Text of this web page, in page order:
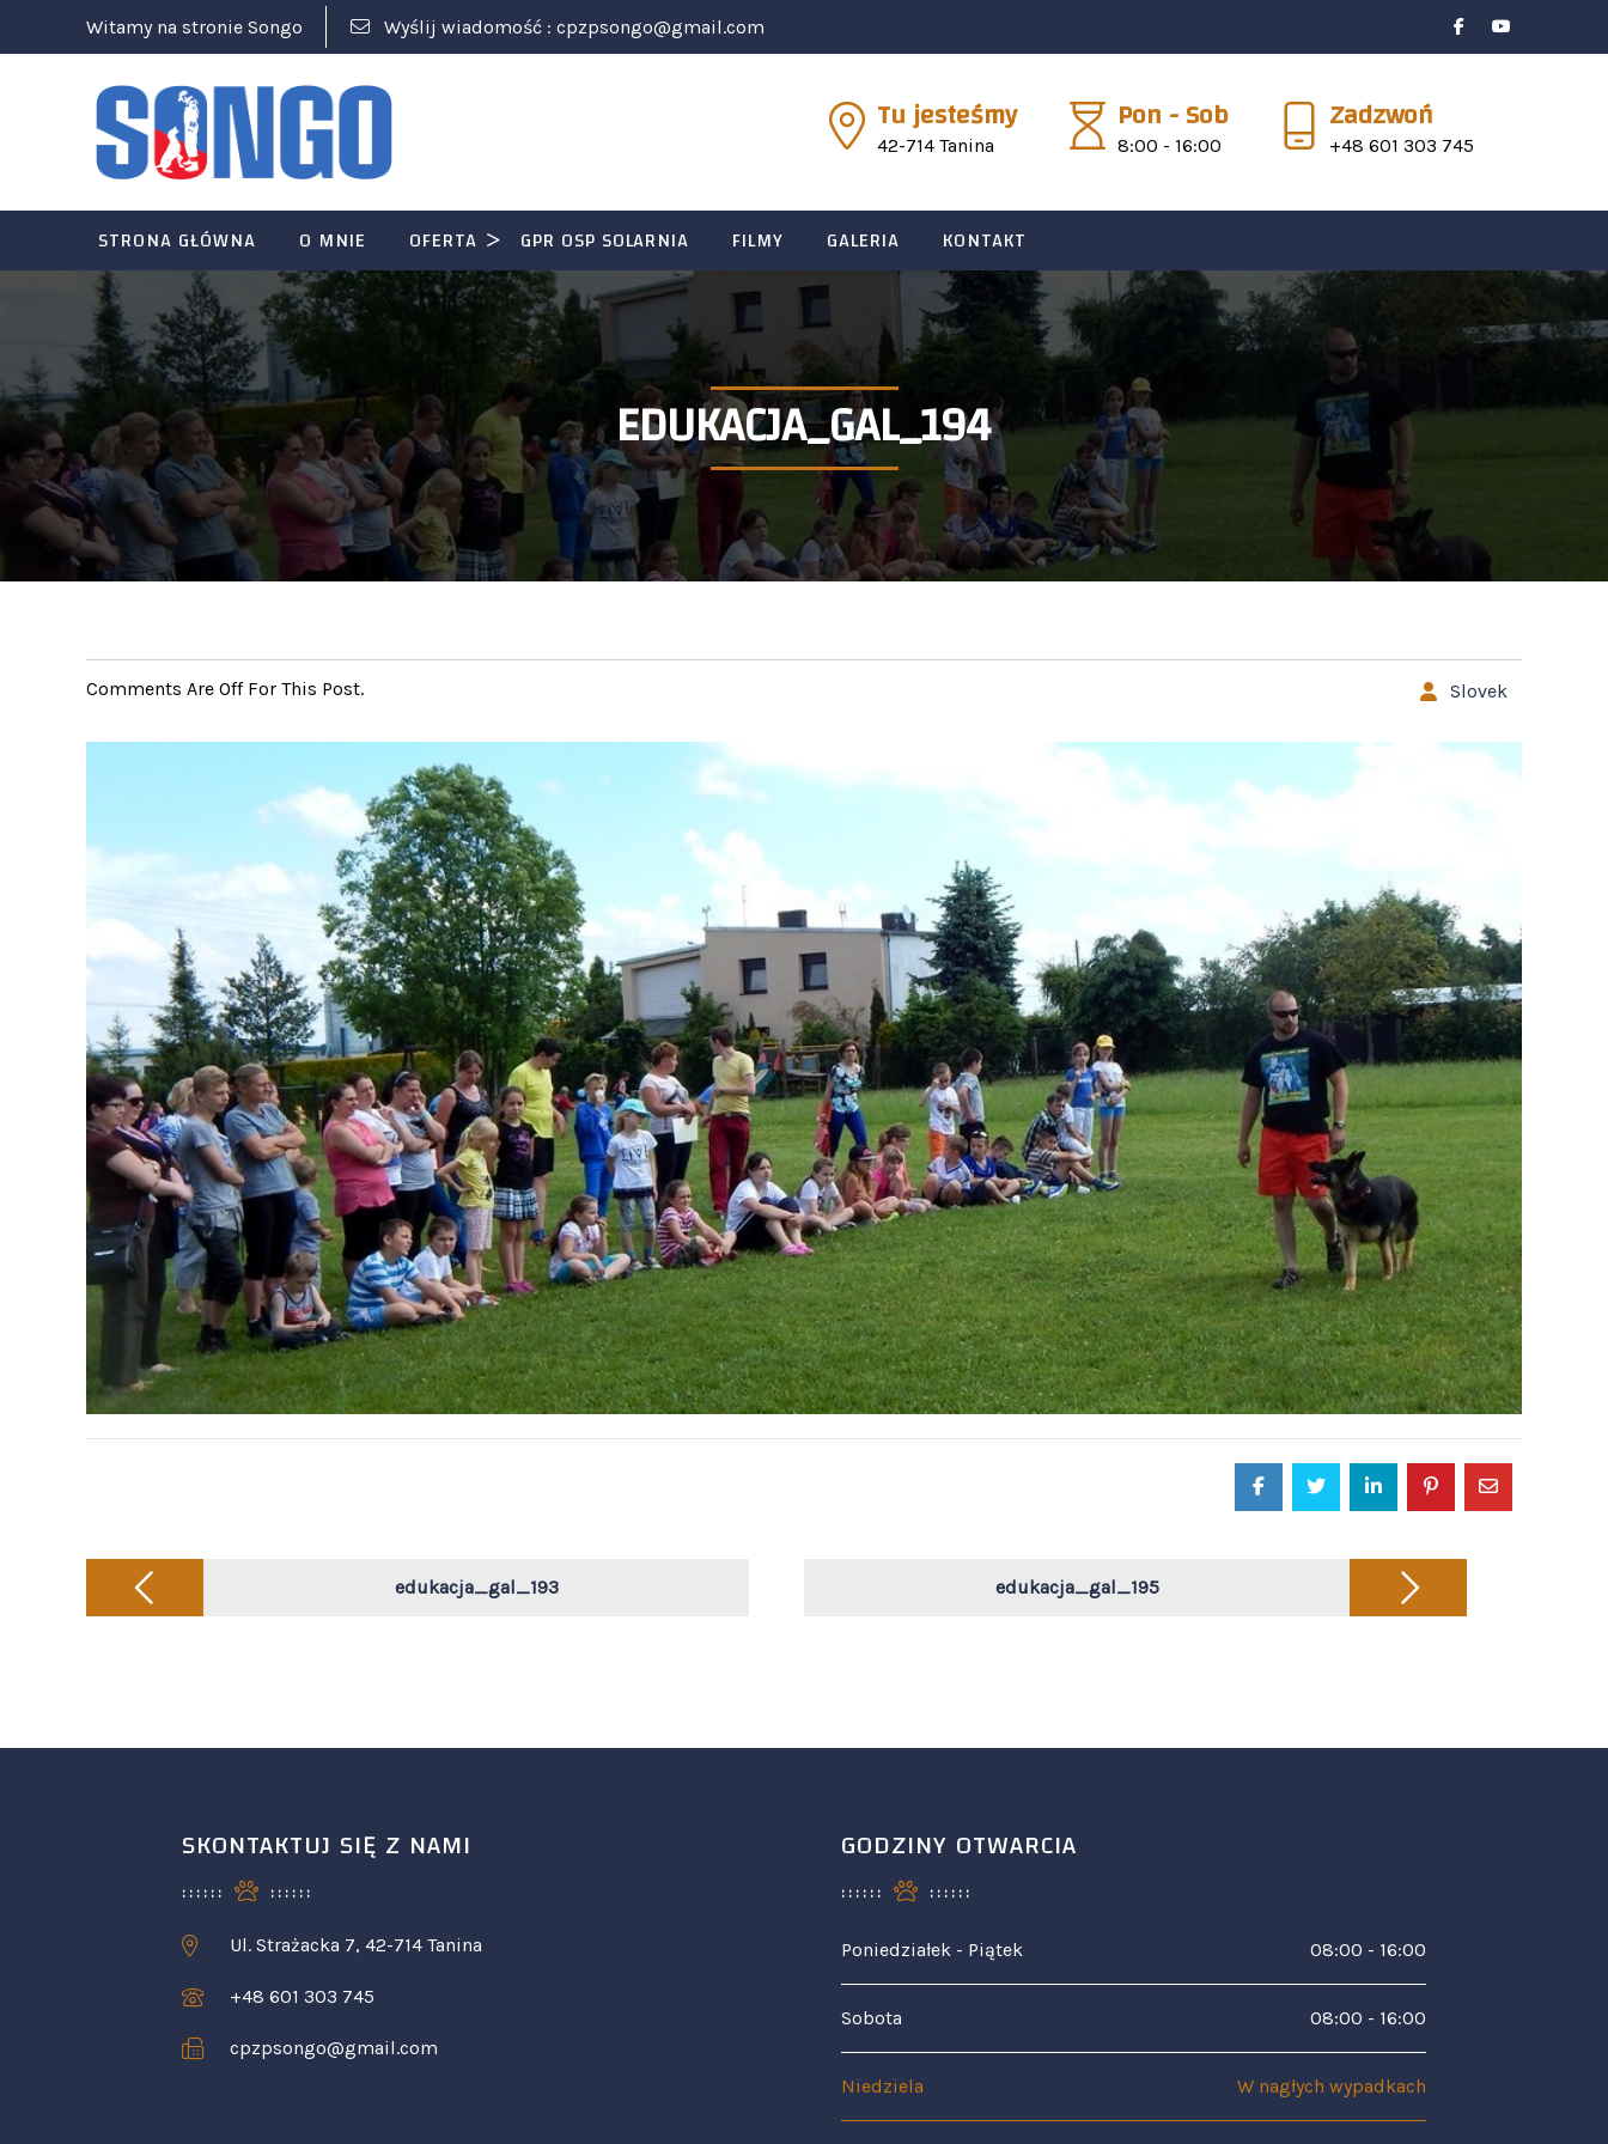
Witamy na stronie Songo Wyślij wiadomość : cpzpsongo@gmail.com
Tu jesteśmy
42-714 Tanina
Pon - Sob
8:00 - 16:00
Zadzwoń
+48 601 303 745
STRONA GŁÓWNA O MNIE OFERTA GPR OSP SOLARNIA FILMY GALERIA KONTAKT
EDUKACJA_GAL_194
Slovek
Comments Are Off For This Post.
Post
navigation edukacja_gal_193 edukacja_gal_195
SKONTAKTUJ SIĘ Z NAMI
Ul. Strażacka 7, 42-714 Tanina
+48 601 303 745
cpzpsongo@gmail.com
GODZINY OTWARCIA
Poniedziałek - Piątek 08:00 - 16:00
Sobota 08:00 - 16:00
Niedziela W nagłych wypadkach